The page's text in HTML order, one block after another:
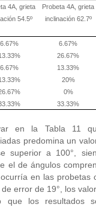
4A, grieta
54.5º
Probeta 4A, grieta
inclinación 62.7º
6.67% 6.67%
26.67%
6.67% 13.33%
20%
0%
33.33%
en la Tabla 11
predomina un
superior a 100°,
el de ángulos
en las probetas
error de 19°, los
que los resultados